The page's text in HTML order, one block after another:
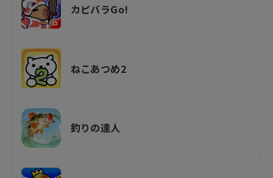
カピバラGo!
ねこあつめ2
釣りの達人